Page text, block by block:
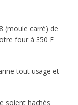
(moule carré) de
four à 350 F
tout usage et
soient hachés